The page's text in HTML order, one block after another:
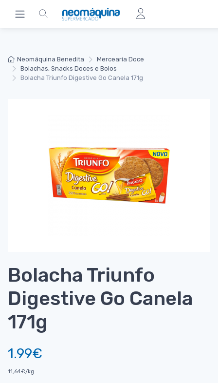
Neomáquina Benedita
Mercearia Doce
Bolachas, Snacks Doces e Bolos
Bolacha Triunfo Digestive Go Canela 171g
Bolacha Triunfo
Digestive Go Canela
171g
1.99€
11,64€/kg